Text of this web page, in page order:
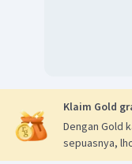
Klaim Gold
Dengan Gold
sepuasnya,